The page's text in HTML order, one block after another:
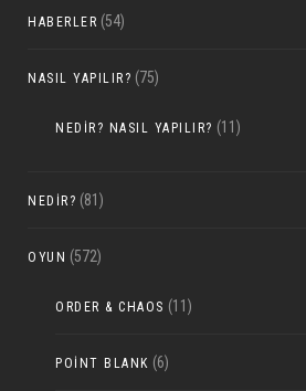
HABERLER (54)
NASIL YAPILIR? (75)
NEDIR? NASIL YAPILIR? (11)
NEDIR? (81)
OYUN (572)
ORDER & CHAOS (11)
POINT BLANK (6)